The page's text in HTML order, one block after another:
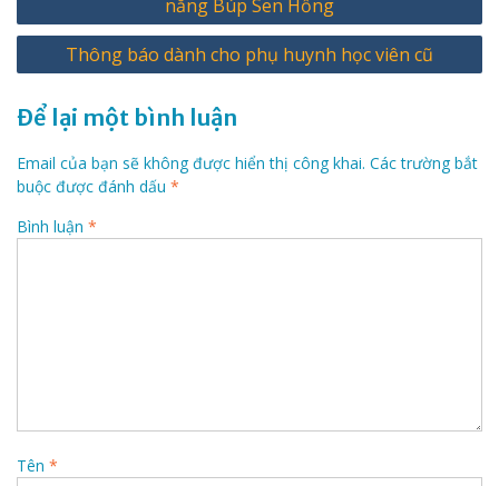
bài
viết
năng Búp Sen Hồng
Thông báo dành cho phụ huynh học viên cũ
Để lại một bình luận
Email của bạn sẽ không được hiển thị công khai. Các trường bắt
buộc được đánh dấu *
Bình luận *
Tên *